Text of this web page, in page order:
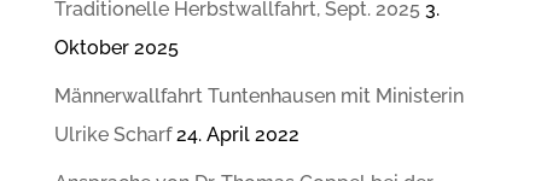
Traditionelle Herbstwallfahrt, Sept. 2025 3.
Oktober 2025
Männerwallfahrt Tuntenhausen mit Ministerin
Ulrike Scharf 24. April 2022